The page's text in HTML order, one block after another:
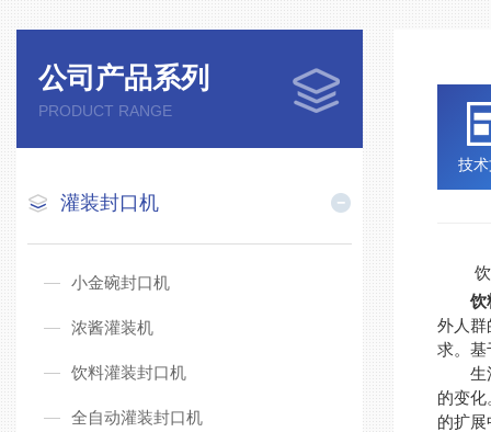
公司产品系列
PRODUCT RANGE
灌装封口机
小金碗封口机
浓酱灌装机
饮料灌装封口机
全自动灌装封口机
技
饮料
饮
外人群
求。基
生活
的变
的扩